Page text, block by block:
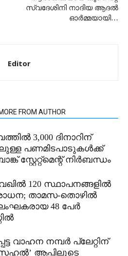
സ്വദേശിനി നാദിയ ആദൽ
ഓർമ്മയായി…
Editor
FROM AUTHOR
3,000 ദിനാറിന്
പണമിടപാടുകൾക്ക്
സ്റ്റേറ്റ്മെന്റ് നിർബന്ധം
120 സ്ഥാപനങ്ങളിൽ
താമസ-തൊഴിൽ
48 പേർ
വാഹന നമ്പർ പ്ലേറ്റിന്
ആപ്പിലൂടെ